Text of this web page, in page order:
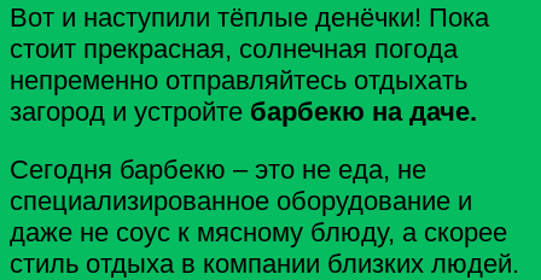
Вот и наступили тёплые денёчки! Пока
стоит прекрасная, солнечная погода
непременно отправляйтесь отдыхать
загород и устройте барбекю на даче.
Сегодня барбекю – это не еда, не
специализированное оборудование и
даже не соус к мясному блюду, а скорее
стиль отдыха в компании близких людей.